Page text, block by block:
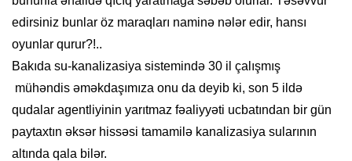
edirsiniz bunlar öz maraqları naminə nələr edir, hansı
oyunlar qurur?!..
Bakıda su-kanalizasiya sistemində 30 il çalışmış
mühəndis əməkdaşımıza onu da deyib ki, son 5 ildə
qudalar agentliyinin yarıtmaz fəaliyyəti ucbatından bir gün
paytaxtın əksər hissəsi tamamilə kanalizasiya sularının
altında qala bilər.